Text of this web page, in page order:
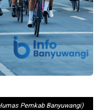
Pemkab Banyuwangi)